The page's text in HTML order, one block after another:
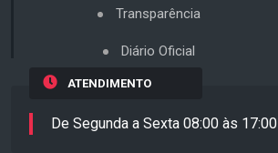
Transparência
Diário Oficial
ATENDIMENTO
De Segunda a Sexta 08:00 às 17:00